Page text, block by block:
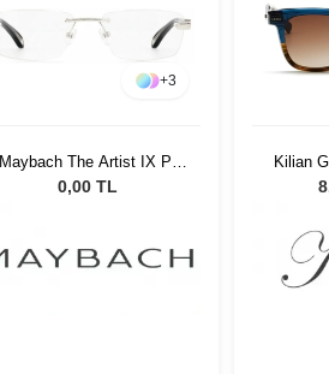
+3
Maybach The Artist IX P-
AAS-Z25
0,00 TL
Kilian